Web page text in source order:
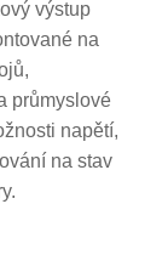
výstup
na
průmyslové
napětí,
na stav